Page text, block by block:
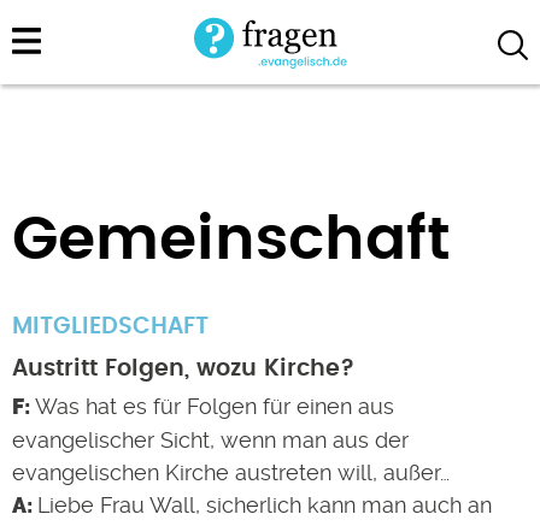
Direkt
zum
Gemeinschaft
MITGLIEDSCHAFT
Austritt Folgen, wozu Kirche?
Was hat es für Folgen für einen aus
evangelischer Sicht, wenn man aus der
evangelischen Kirche austreten will, außer…
Liebe Frau Wall, sicherlich kann man auch an